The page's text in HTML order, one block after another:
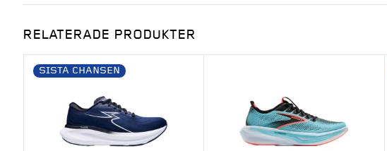
RELATERADE PRODUKTER
SISTA CHANSEN